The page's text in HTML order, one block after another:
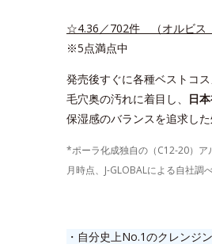
☆4.36／702件 （オルビス
※5点満点中
発売後すぐに各種ベストコ
毛穴奥の汚れに着目し、
日
保湿感のバランスを追求し
*ポーラ化成独自の（C12-20）ア
月時点、J-GLOBALによる自社調べ
・自分史上No.1のクレンジ